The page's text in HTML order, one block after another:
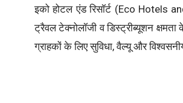
इको होटल एंड रिसॉर्ट (Eco Hotels
ट्रैवल टेक्नोलॉजी व डिस्ट्रीब्यूशन
ग्राहकों के लिए सुविधा, वैल्यू और